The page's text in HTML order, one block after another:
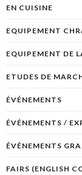
EN CUISINE
EQUIPEMENT
EQUIPEMENT DE
ETUDES DE
ÉVÉNEMENTS
ÉVÉNEMENTS /
ÉVÉNEMENTS
FAIRS (ENGLISH